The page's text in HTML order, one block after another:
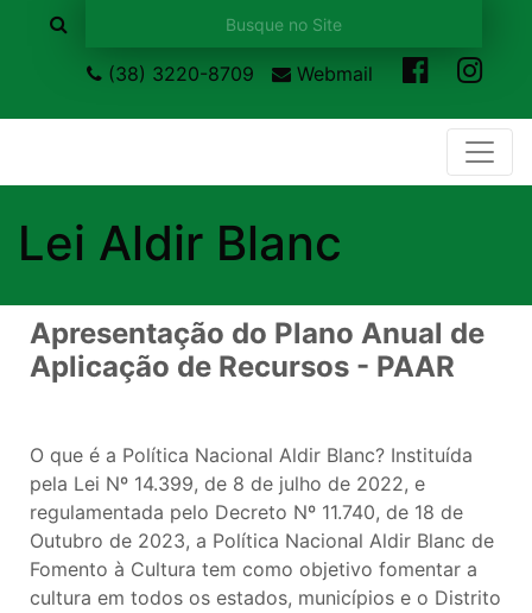
(38) 3220-8709 Webmail
Lei Aldir Blanc
Apresentação do Plano Anual de
Aplicação de Recursos - PAAR
O que é a Política Nacional Aldir Blanc? Instituída
pela Lei Nº 14.399, de 8 de julho de 2022, e
regulamentada pelo Decreto Nº 11.740, de 18 de
Outubro de 2023, a Política Nacional Aldir Blanc de
Fomento à Cultura tem como objetivo fomentar a
cultura em todos os estados, municípios e o Distrito